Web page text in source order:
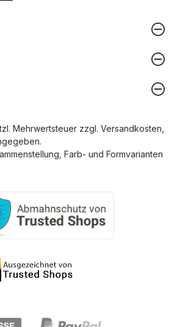
Mehrwertsteuer zzgl. Versandkosten
Farb- und Formvarianten